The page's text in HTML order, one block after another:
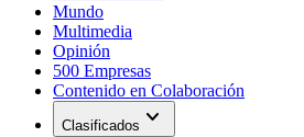
Mundo
Multimedia
Opinión
500 Empresas
Contenido en Colaboración
Clasificados expand_more